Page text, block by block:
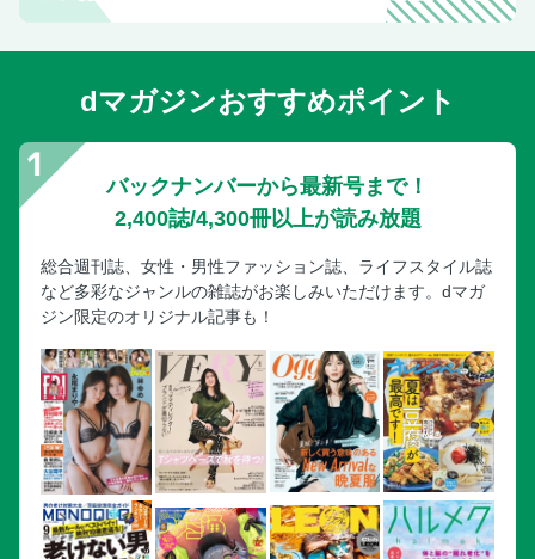
dマガジンおすすめポイント
バックナンバーから最新号まで！
2,400誌/4,300冊以上が読み放題
総合週刊誌、女性・男性ファッション誌、ライフスタイル誌
など多彩なジャンルの雑誌がお楽しみいただけます。dマガ
ジン限定のオリジナル記事も！